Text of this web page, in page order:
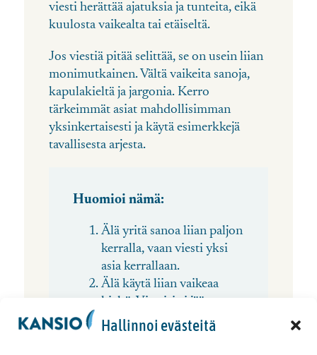
Hallinnoi evästeitä
viesti herättää ajatuksia ja tunteita, eikä
kuulosta vaikealta tai etäiseltä.
Jos viestiä pitää selittää, se on usein liian
monimutkainen. Vältä vaikeita sanoja,
kapulakieltä ja jargonia. Kerro
tärkeimmät asiat mahdollisimman
yksinkertaisesti ja käytä esimerkkejä
tavallisesta arjesta.
Huomioi nämä:
Älä yritä sanoa liian paljon
kerralla, vaan viesti yksi
asia kerrallaan.
Älä käytä liian vaikeaa
kieltä. Viestisi ei jää
mieleen, jos sitä ei